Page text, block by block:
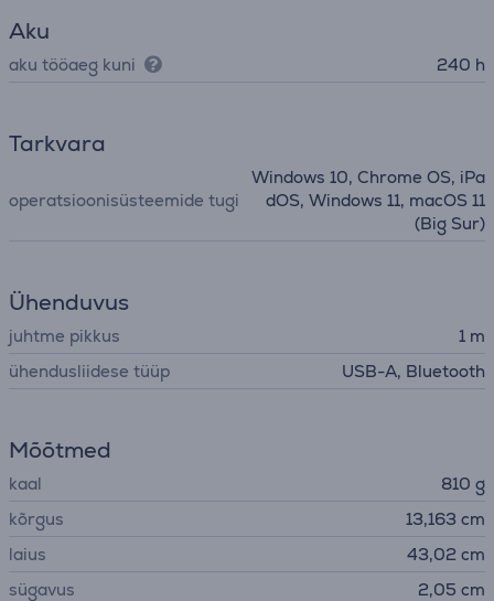
Aku
aku tööaeg kuni 240 h
Tarkvara
operatsioonisüsteemide tugi
Windows 10, Chrome OS, iPa
dOS, Windows 11, macOS 11
(Big Sur)
Ühenduvus
juhtme pikkus
1 m
ühendusliidese tüüp
USB-A, Bluetooth
Mõõtmed
kaal
810 g
kõrgus
13,163 cm
laius
43,02 cm
sügavus
2,05 cm